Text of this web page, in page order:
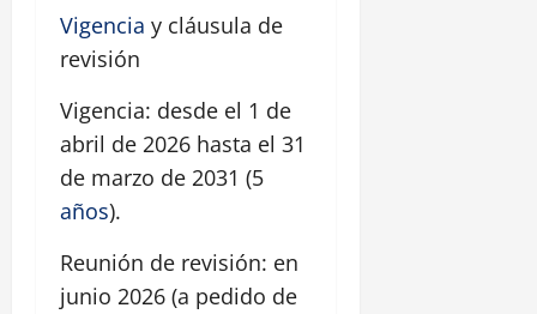
Vigencia y cláusula de
revisión
Vigencia: desde el 1 de
abril de 2026 hasta el 31
de marzo de 2031 (5
años).
Reunión de revisión: en
junio 2026 (a pedido de